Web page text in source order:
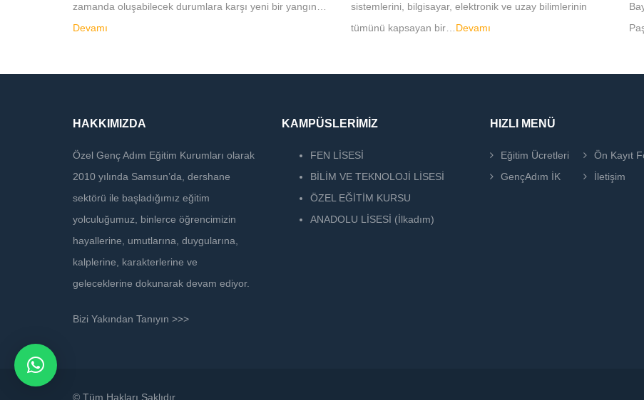
zamanda oluşabilecek durumlara karşı yeni bir yangın…
Devamı
sistemlerini, bilgisayar, elektronik ve uzay bilimlerinin
tümünü kapsayan bir… Devamı
HAKKIMIZDA
Özel Genç Adım Eğitim Kurumları olarak
2010 yılında Samsun’da, dershane
sektörü ile başladığımız eğitim
yolculuğumuz, binlerce öğrencimizin
hayallerine, umutlarına, duygularına,
kalplerine, karakterlerine ve
geleceklerine dokunarak devam ediyor.
Bizi Yakından Tanıyın >>>
KAMPÜSLERİMİZ
FEN LİSESİ
BİLİM VE TEKNOLOJİ LİSESİ
ÖZEL EĞİTİM KURSU
ANADOLU LİSESİ (İlkadım)
HIZLI MENÜ
Eğitim Ücretleri
Ön Kayıt
GençAdım İK
İletişim
© Tüm Hakları Saklıdır